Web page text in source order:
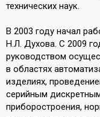
технических наук.
В 2003 году начал
Н.Л. Духова. С 2009
руководством
в областях
изделиях,
серийным
приборостроения,